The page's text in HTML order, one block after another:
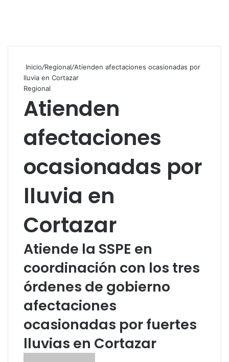
Inicio/Regional/Atienden afectaciones ocasionadas por
lluvia en Cortazar
Regional
Atienden
afectaciones
ocasionadas por
lluvia en
Cortazar
Atiende la SSPE en
coordinación con los tres
órdenes de gobierno
afectaciones
ocasionadas por fuertes
lluvias en Cortazar